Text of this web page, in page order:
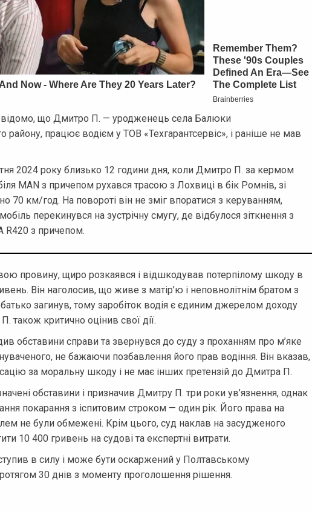
відомо, що Дмитро П. — уродженець села Балюки
району, працює водієм у ТОВ «Техгарантсервіс», і раніше не мав
2024 року близько 12 години дня, коли Дмитро П. за кермом
MAN з причепом рухався трасою з Лохвиці в бік Ромнів, зі
70 км/год. На повороті він не зміг впоратися з керуванням,
перекинувся на зустрічну смугу, де відбулося зіткнення з
R420 з причепом.
провину, щиро розкаявся і відшкодував потерпілому шкоду в
Він наголосив, що живе з матір’ю і неповнолітнім братом з
батько загинув, тому заробіток водія є єдиним джерелом доходу
також критично оцінив свої дії.
обставини справи та звернувся до суду з проханням про м’яке
не бажаючи позбавлення його прав водіння. Він вказав,
за моральну шкоду і не має інших претензій до Дмитра П.
обставини і призначив Дмитру П. три роки ув’язнення, однак
покарання з іспитовим строком — один рік. Його права на
не були обмежені. Крім цього, суд наклав на засудженого
10 400 гривень на судові та експертні витрати.
в силу і може бути оскаржений у Полтавському
30 днів з моменту проголошення рішення.